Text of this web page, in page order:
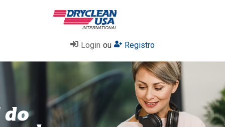
Login ou Registro